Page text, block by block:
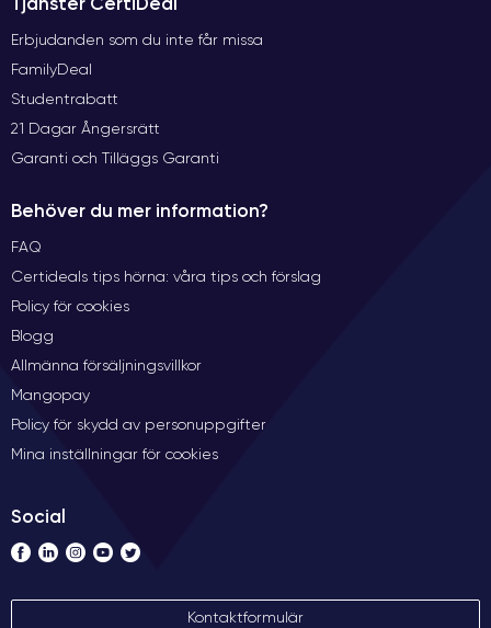
Erbjudanden som du inte får missa
FamilyDeal
Studentrabatt
21 Dagar Ångersrätt
Garanti och Tilläggs Garanti
Behöver du mer information?
FAQ
Certideals tips hörna: våra tips och förslag
Policy för cookies
Blogg
Allmänna försäljningsvillkor
Mangopay
Policy för skydd av personuppgifter
Mina inställningar för cookies
Social
Kontaktformulär